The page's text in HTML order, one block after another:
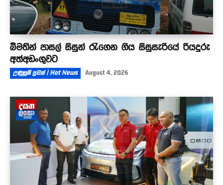
බීමතින් පාසල් සිසුන් රැගෙන ගිය සිසුසැරියේ රියදුරු
අත්අඩංගුවට
උණුසුම් පුවත් | Hot News August 4, 2026